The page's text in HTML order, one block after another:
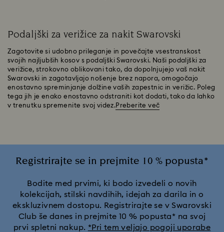
Podaljški za verižice za nakit Swarovski
Zagotovite si udobno prileganje in povečajte vsestranskost
svojih najljubših kosov s podaljški Swarovski. Naši podaljški za
verižice, strokovno oblikovani tako, da dopolnjujejo vaš nakit
Swarovski in zagotavljajo nošenje brez napora, omogočajo
enostavno spreminjanje dolžine vaših zapestnic in verižic. Poleg
tega jih je enako enostavno odstraniti kot dodati, tako da lahko
v trenutku spremenite svoj videz.Preberite več
Registrirajte se in prejmite 10 % popusta*
Bodite med prvimi, ki bodo izvedeli o novih
kolekcijah, stilski navdihih, idejah za darila in o
ekskluzivnem dostopu. Registrirajte se v Swarovski
Club še danes in prejmite 10 % popusta* na svoj
prvi spletni nakup. *Pri tem veljajo pogoji uporabe